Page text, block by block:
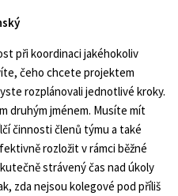
při koordinaci jakéhokoliv
čeho chcete projektem
rozplánovali jednotlivé kroky.
druhým jménem. Musíte mít
činnosti členů týmu a také
rozložit v rámci běžné
strávený čas nad úkoly
zda nejsou kolegové pod příliš